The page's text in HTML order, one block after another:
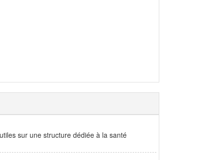
sur une structure dédiée à la santé